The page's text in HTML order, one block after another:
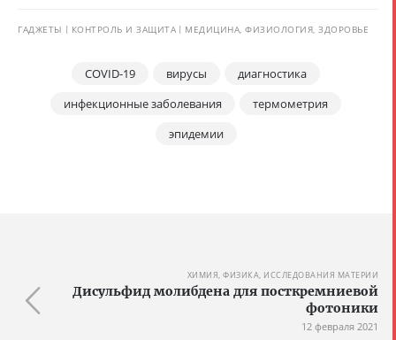
ГАДЖЕТЫ КОНТРОЛЬ И ЗАЩИТА МЕДИЦИНА, ФИЗИОЛОГИЯ, ЗДОРОВЬЕ
COVID-19 вирусы
диагностика
инфекционные заболевания
термометрия
эпидемии
ХИМИЯ, ФИЗИКА, ИССЛЕДОВАНИЯ МАТЕРИИ
Дисульфид молибдена для посткремниевой
фотоники
12 февраля 2021